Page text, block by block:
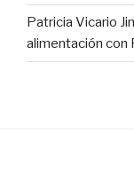
Patricia Vicario
alimentación con